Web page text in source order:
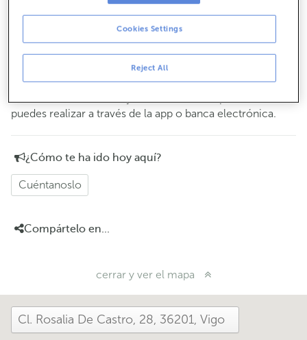
De lunes a viernes de8:15 a 14:00.
cita previa
y te atenderemos el día y hora
Esta oficina no dispone de servicio de caja.
Puedes realizar tus operaciones más habitualesen
efectivo
puedes realizar a través de la app o banca electrónica.
¿Cómo te ha ido hoy aquí?
Cuéntanoslo
Compártelo en...
cerrar y ver el mapa
Reject All
Cookies Settings